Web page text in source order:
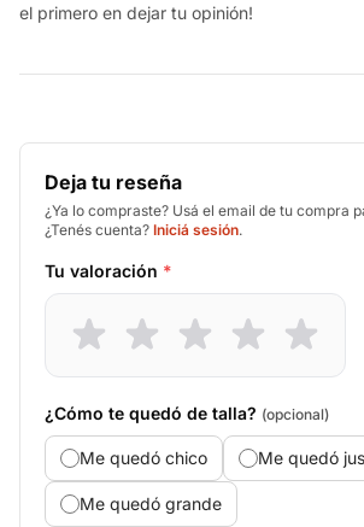
el primero en dejar tu opinión!
Deja tu reseña
¿Ya lo compraste? Usá el email de tu compra
¿Tenés cuenta? Iniciá sesión.
Tu valoración *
¿Cómo te quedó de talla? (opcional)
Me quedó chico Me quedó
Me quedó grande